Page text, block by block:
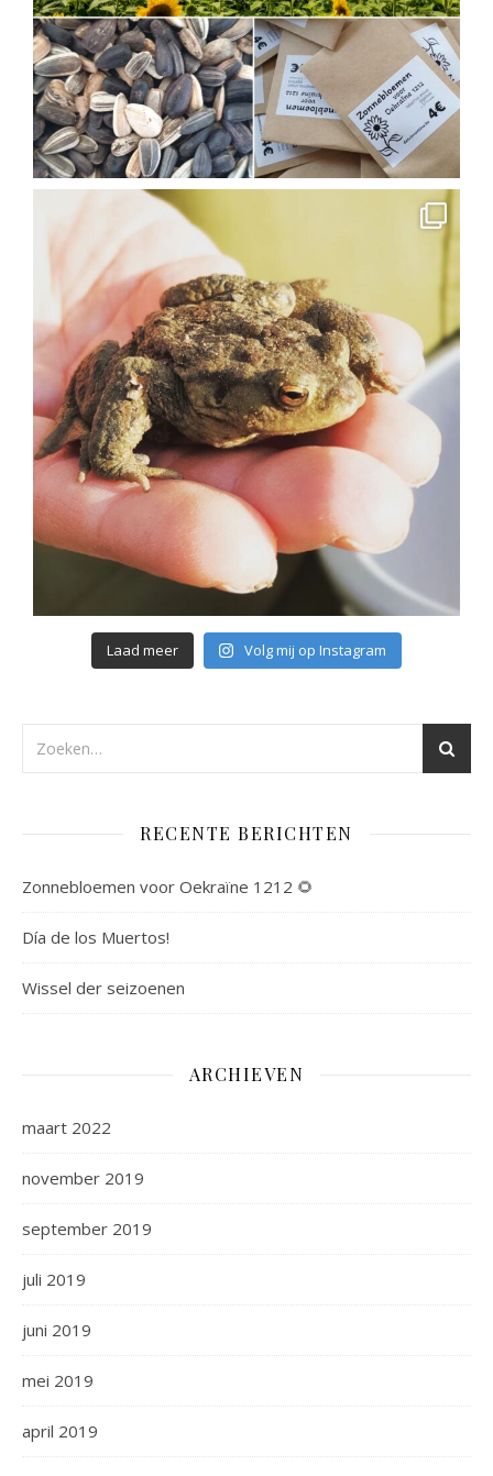
Laad meer Volg mij op Instagram
RECENTE BERICHTEN
Zonnebloemen voor Oekraïne 1212 🌻
Día de los Muertos!
Wissel der seizoenen
ARCHIEVEN
maart 2022
november 2019
september 2019
juli 2019
juni 2019
mei 2019
april 2019